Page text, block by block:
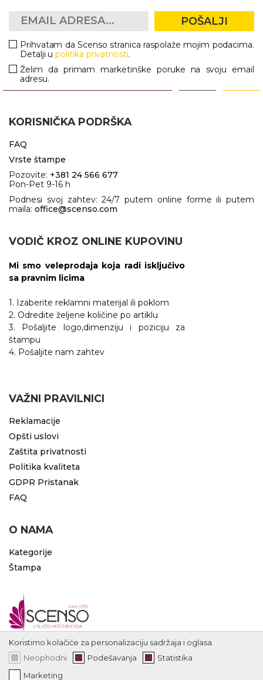
POŠALJI
Prihvatam da Scenso stranica raspolaže mojim podacima.
Detalji upolitika privatnosti.
Želim da primam marketinške poruke na svoju email
adresu.
KORISNIČKA PODRŠKA
FAQ
Vrste štampe
Pozovite: +381 24 566 677
Pon-Pet 9-16 h
Podnesi svoj zahtev: 24/7 putem online forme ili putem
maila: office@scenso.com
VODIČ KROZ ONLINE KUPOVINU
Mi smo veleprodaja koja radi isključivo
sa pravnim licima
1. Izaberite reklamni materijal ili poklom
2. Odredite željene količine po artiklu
3. Pošaljite logo,dimenziju i poziciju za
štampu
4. Pošaljite nam zahtev
VAŽNI PRAVILNICI
Reklamacije
Opšti uslovi
Zaštita privatnosti
Politika kvaliteta
GDPR Pristanak
FAQ
O NAMA
Kategorije
Štampa
Koristimo kolačiće za personalizaciju sadržaja i oglasa.
Neophodni
Podešavanja
Statistika
Marketing